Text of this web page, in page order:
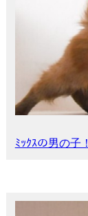
ﾐｯｸｽの男の子！